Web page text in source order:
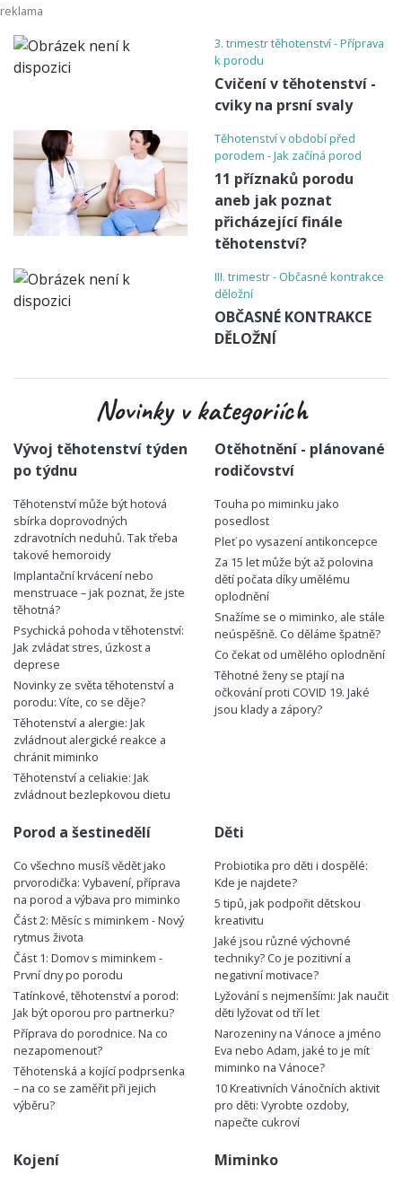
3. trimestr těhotenství - Příprava
k porodu
Cvičení v těhotenství -
cviky na prsní svaly
Těhotenství v období před
porodem - Jak začíná porod
11 příznaků porodu
aneb jak poznat
přicházející finále
těhotenství?
III. trimestr - Občasné kontrakce
děložní
OBČASNÉ KONTRAKCE
DĚLOŽNÍ
Novinky v kategoriích
Vývoj těhotenství týden
po týdnu
Těhotenství může být hotová
sbírka doprovodných
zdravotních neduhů. Tak třeba
takové hemoroidy
Implantační krvácení nebo
menstruace – jak poznat, že jste
těhotná?
Psychická pohoda v těhotenství:
Jak zvládat stres, úzkost a
deprese
Novinky ze světa těhotenství a
porodu: Víte, co se děje?
Těhotenství a alergie: Jak
zvládnout alergické reakce a
chránit miminko
Těhotenství a celiakie: Jak
zvládnout bezlepkovou dietu
Otěhotnění - plánované
rodičovství
Touha po miminku jako
posedlost
Pleť po vysazení antikoncepce
Za 15 let může být až polovina
dětí počata díky umělému
oplodnění
Snažíme se o miminko, ale stále
neúspěšně. Co děláme špatně?
Co čekat od umělého oplodnění
Těhotné ženy se ptají na
očkování proti COVID 19. Jaké
jsou klady a zápory?
Porod a šestinedělí
Co všechno musíš vědět jako
prvorodička: Vybavení, příprava
na porod a výbava pro miminko
Část 2: Měsíc s miminkem - Nový
rytmus života
Část 1: Domov s miminkem -
První dny po porodu
Tatínkové, těhotenství a porod:
Jak být oporou pro partnerku?
Příprava do porodnice. Na co
nezapomenout?
Těhotenská a kojící podprsenka
– na co se zaměřit při jejich
výběru?
Děti
Probiotika pro děti i dospělé:
Kde je najdete?
5 tipů, jak podpořit dětskou
kreativitu
Jaké jsou různé výchovné
techniky? Co je pozitivní a
negativní motivace?
Lyžování s nejmenšími: Jak naučit
děti lyžovat od tří let
Narozeniny na Vánoce a jméno
Eva nebo Adam, jaké to je mít
miminko na Vánoce?
10 Kreativních Vánočních aktivit
pro děti: Vyrobte ozdoby,
napečte cukroví
Kojení Miminko